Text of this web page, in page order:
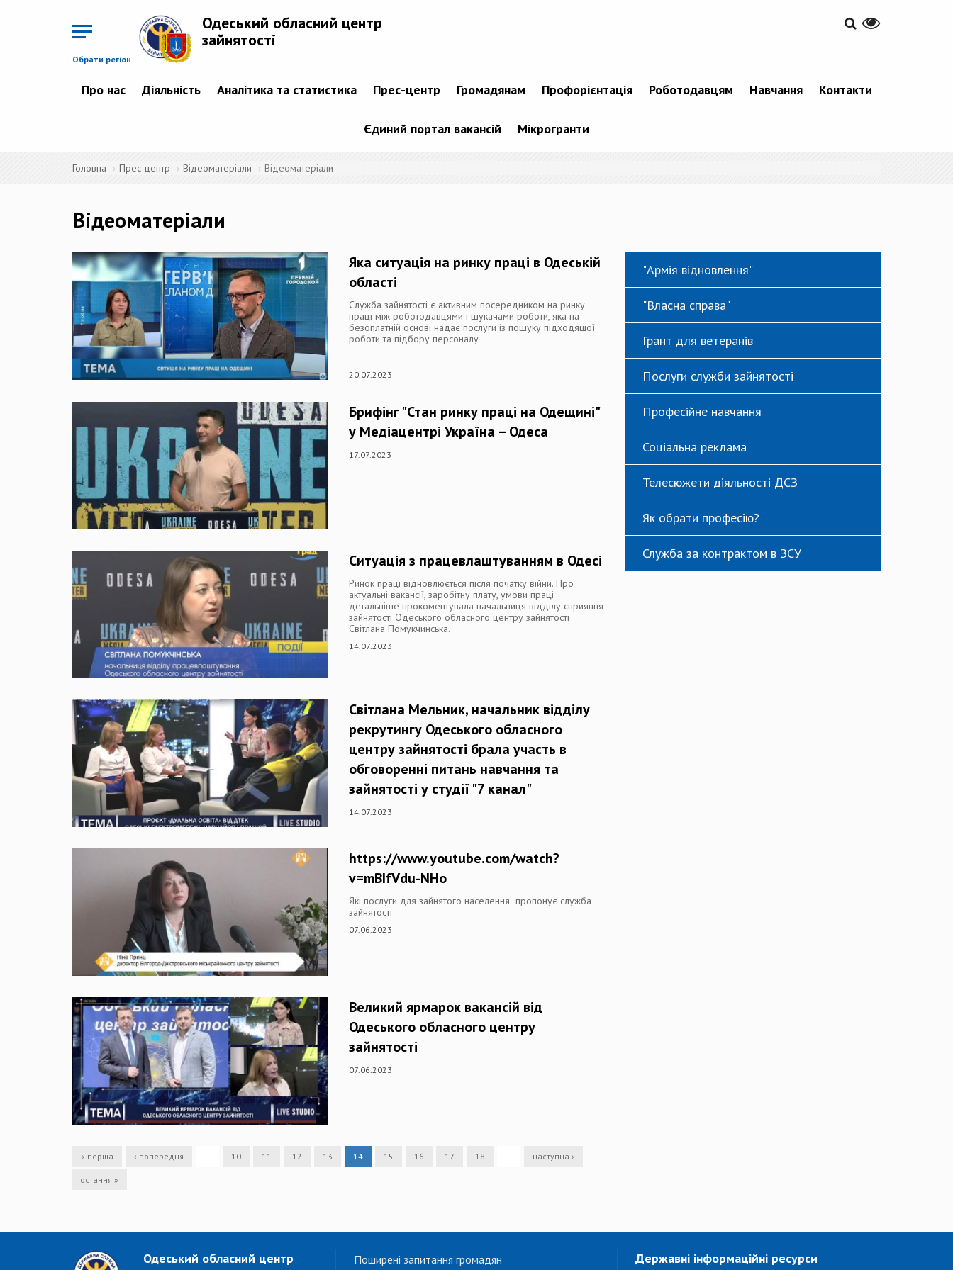
Обрати регіон
Одеський обласний центр
зайнятості
Про нас Діяльність Аналітика та статистика Прес-центр Громадянам Профорієнтація Роботодавцям Навчання Контакти
Єдиний портал вакансій Мікрогранти
Головна Прес-центр Відеоматеріали Відеоматеріали
Відеоматеріали
Яка ситуація на ринку праці в Одеській
області
Служба зайнятості є активним посередником на ринку
праці між роботодавцями і шукачами роботи, яка на
безоплатній основі надає послуги із пошуку підходящої
роботи та підбору персоналу
20.07.2023
Брифінг "Стан ринку праці на Одещині"
у Медіацентрі Україна – Одеса
17.07.2023
Ситуація з працевлаштуванням в Одесі
Ринок праці відновлюється після початку війни. Про
актуальні вакансії, заробітну плату, умови праці
детальніше прокоментувала начальниця відділу сприяння
зайнятості Одеського обласного центру зайнятості
Світлана Помукчинська.
14.07.2023
Світлана Мельник, начальник відділу
рекрутингу Одеського обласного
центру зайнятості брала участь в
обговоренні питань навчання та
зайнятості у студії "7 канал"
14.07.2023
https://www.youtube.com/watch?
v=mBIfVdu-NHo
Які послуги для зайнятого населення пропонує служба
зайнятості
07.06.2023
Великий ярмарок вакансій від
Одеського обласного центру
зайнятості
07.06.2023
« перша ‹ попередня … 10 11 12 13 14 15 16 17 18 … наступна ›
остання »
"Армія відновлення"
"Власна справа"
Грант для ветеранів
Послуги служби зайнятості
Професійне навчання
Соціальна реклама
Телесюжети діяльності ДСЗ
Як обрати професію?
Служба за контрактом в ЗСУ
Одеський обласний центр
Поширені запитання громадян Державні інформаційні ресурси